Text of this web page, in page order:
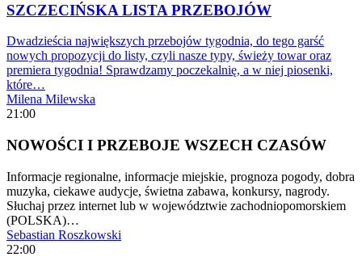
SZCZECIŃSKA LISTA PRZEBOJÓW
Dwadzieścia największych przebojów tygodnia, do tego garść
nowych propozycji do listy, czyli nasze typy, świeży towar oraz
premiera tygodnia! Sprawdzamy poczekalnię, a w niej piosenki,
które…
Milena Milewska
21:00
NOWOŚCI I PRZEBOJE WSZECH CZASÓW
Informacje regionalne, informacje miejskie, prognoza pogody, dobra
muzyka, ciekawe audycje, świetna zabawa, konkursy, nagrody.
Słuchaj przez internet lub w województwie zachodniopomorskiem
(POLSKA)…
Sebastian Roszkowski
22:00